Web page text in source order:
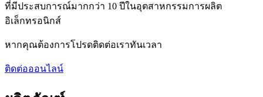
ที่มีประสบการณ์มากกว่า 10 ปีในอุตสาหกรรมการผลิต
อิเล็กทรอนิกส์
หากคุณต้องการโปรดติดต่อเราทันเวลา
ติดต่อออนไลน์